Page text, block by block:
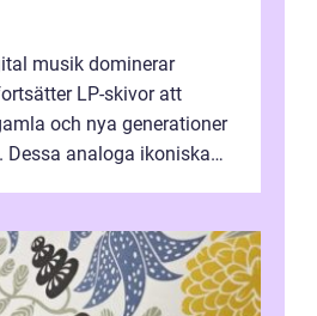
musik dominerar
LP-skivor att
och nya generationer
Dessa analoga ikoniska